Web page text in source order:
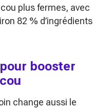
plus fermes, avec
82 % d’ingrédients
booster
change aussi le